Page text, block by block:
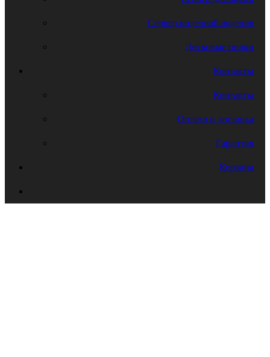
Сервер видеонаблюдения
Дисковые полки
Контакты
Контакты
Оплата и доставка
Гарантия
Корзина